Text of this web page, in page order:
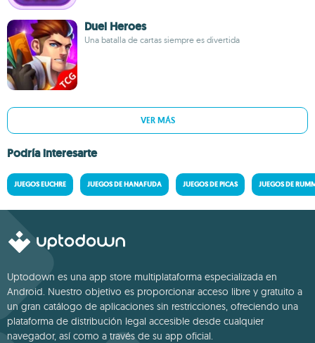
Duel Heroes
Una batalla de cartas siempre es divertida
VER MÁS
Podría interesarte
JUEGOS EUCHRE JUEGOS DE HANAFUDA JUEGOS DE PICAS JUEGOS DE
Uptodown es una app store multiplataforma especializada en
Android. Nuestro objetivo es proporcionar acceso libre y gratuito a
un gran catálogo de aplicaciones sin restricciones, ofreciendo una
plataforma de distribución legal accesible desde cualquier
navegador, así como a través de su app oficial.